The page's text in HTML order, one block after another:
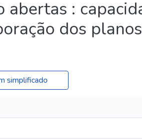
abertas :
dos
simplificado